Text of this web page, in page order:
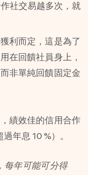
社交易越多次，就
利而定，這是為了
在回饋社員身上，
非單純回饋固定金
績效佳的信用合作
年息 10 %）。
每年可能可分得